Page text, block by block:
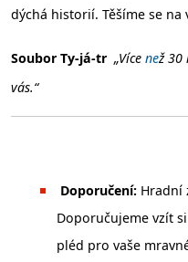
dýchá historií. Těšíme se na
Soubor Ty-já-tr „Více než 30
vás.“
Doporučení: Hradní
Doporučujeme vzít
pléd pro vaše